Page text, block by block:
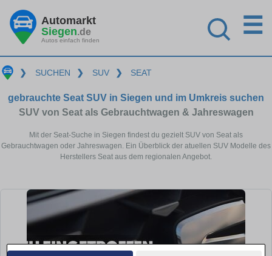
Automarkt
Siegen.de
Autos einfach finden
☰
❯ SUCHEN ❯ SUV ❯ SEAT
gebrauchte Seat SUV in Siegen und im Umkreis suchen
SUV von Seat als Gebrauchtwagen & Jahreswagen
Mit der Seat-Suche in Siegen findest du gezielt SUV von Seat als
Gebrauchtwagen oder Jahreswagen. Ein Überblick der atuellen SUV Modelle des
Herstellers Seat aus dem regionalen Angebot.